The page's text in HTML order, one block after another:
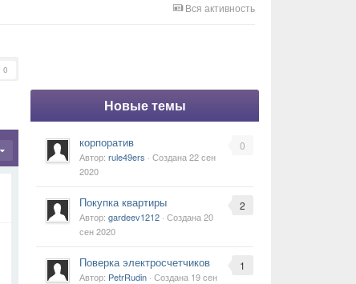
Вся активность
0
Новые темы
0
корпоратив
Автор: rule49ers · Создана22 сен
2020
2
Покупка квартиры
Автор: gardeev1212 · Создана20
сен 2020
1
Поверка электросчетчиков
Автор: PetrRudin · Создана 19 сен